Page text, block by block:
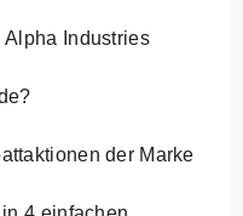
Alpha Industries
der Marke